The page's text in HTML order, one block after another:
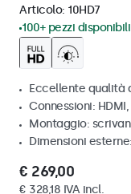
Articolo: 10HD7
100+ pezzi disponibili
Eccellente qualità
Connessioni: HDMI,
Montaggio:
Dimensioni
€ 269,00
€ 328,18 IVA incl.